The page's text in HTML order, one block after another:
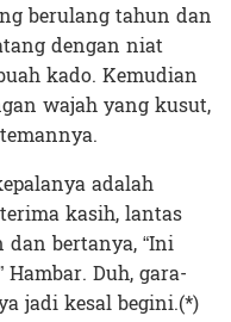
berulang tahun dan
dengan niat
kado. Kemudian
wajah yang kusut,
adalah
kasih, lantas
bertanya, “Ini
Duh, gara-
jadi kesal begini.(*)